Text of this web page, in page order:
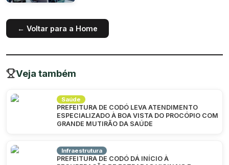
← Voltar para a Home
Veja também
Saúde
PREFEITURA DE CODÓ LEVA ATENDIMENTO
ESPECIALIZADO À BOA VISTA DO PROCÓPIO COM
GRANDE MUTIRÃO DA SAÚDE
Infraestrutura
PREFEITURA DE CODÓ DÁ INÍCIO À